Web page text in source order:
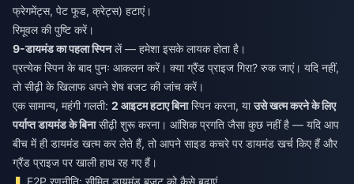
फ्रेगमेंट्स, पेट फूड, क्रेट्स) हटाएं।
रिमूवल की पुष्टि करें।
9-डायमंड का पहला स्पिनलें — हमेशा इसके लायक होता है।
प्रत्येक स्पिन के बाद पुनः आकलन करें। क्या ग्रैंड प्राइज गिरा? रुक जाएं। यदि नहीं,
तो सीढ़ी के खिलाफ अपने शेष बजट की जांच करें।
एक सामान्य, महंगी गलती: 2 आइटम हटाए बिनास्पिन करना, याउसे खत्म करने के लिए
पर्याप्त डायमंड के बिनासीढ़ी शुरू करना। आंशिक प्रगति जैसा कुछ नहीं है — यदि आप
बीच में ही डायमंड खत्म कर लेते हैं, तो आपने साइड कचरे पर डायमंड खर्च किए हैं और
ग्रैंड प्राइज पर खाली हाथ रह गए हैं।